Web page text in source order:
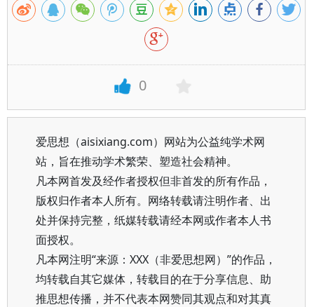
0
爱思想（aisixiang.com）网站为公益纯学术网
站，旨在推动学术繁荣、塑造社会精神。
凡本网首发及经作者授权但非首发的所有作品，
版权归作者本人所有。网络转载请注明作者、出
处并保持完整，纸媒转载请经本网或作者本人书
面授权。
凡本网注明“来源：XXX（非爱思想网）”的作品，
均转载自其它媒体，转载目的在于分享信息、助
推思想传播，并不代表本网赞同其观点和对其真